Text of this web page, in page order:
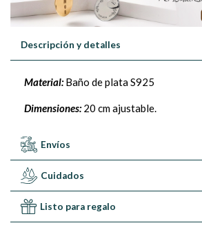
Descripción y detalles
Material:Baño de plata S925
Dimensiones:20 cm ajustable.
Envíos
Cuidados
Listo para regalo